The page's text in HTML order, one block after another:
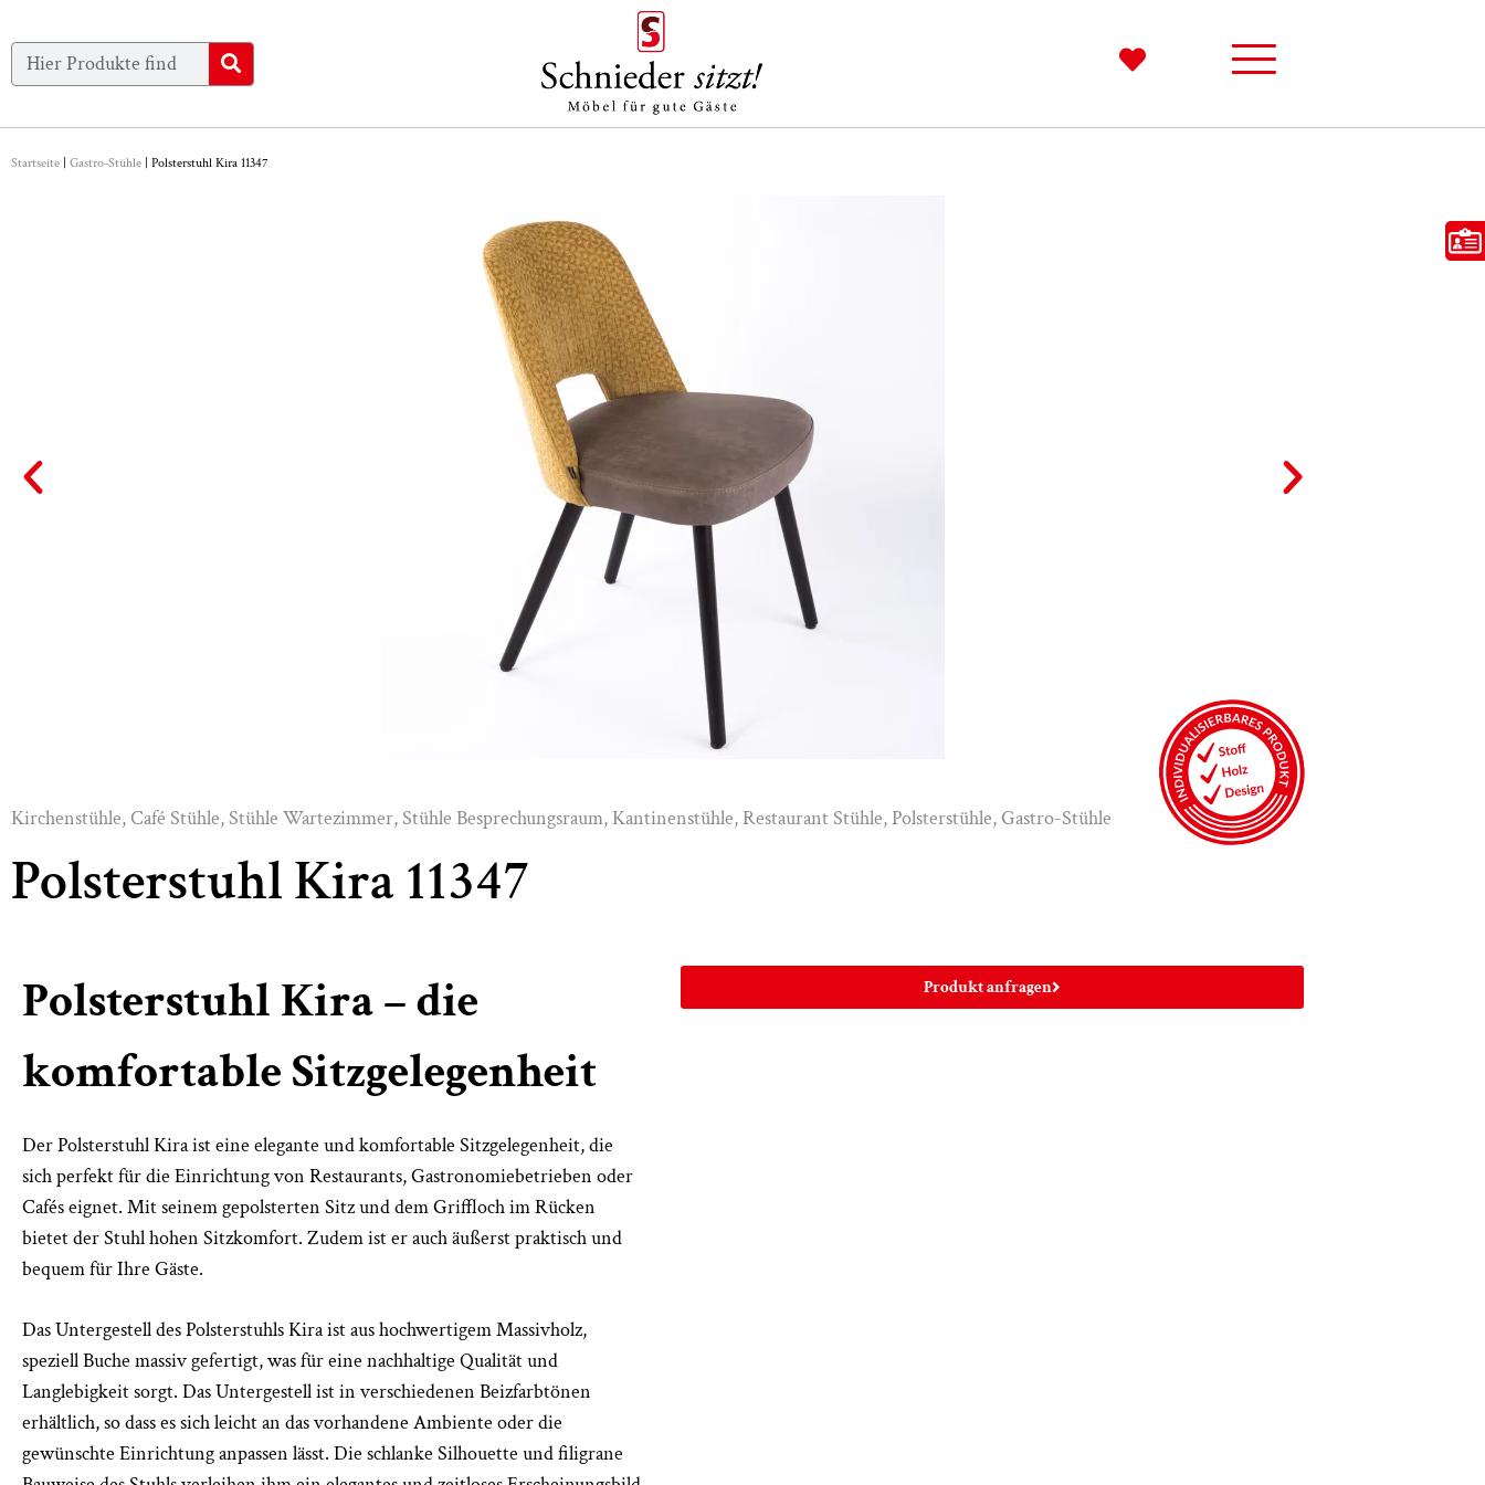
Startseite Gastro-Stühle Polsterstuhl Kira 11347
Kirchenstühle, Café Stühle,Stühle Wartezimmer,Stühle Besprechungsraum, Kantinenstühle,Restaurant Stühle,Polsterstühle, Gastro-Stühle
Polsterstuhl Kira 11347
Polsterstuhl Kira – die
komfortable Sitzgelegenheit
Der Polsterstuhl Kira ist eine elegante und komfortable Sitzgelegenheit, die
sich perfekt für die Einrichtung von Restaurants, Gastronomiebetrieben oder
Cafés eignet. Mit seinem gepolsterten Sitz und dem Griffloch im Rücken
bietet der Stuhl hohen Sitzkomfort. Zudem ist er auch äußerst praktisch und
bequem für Ihre Gäste.
Das Untergestell des Polsterstuhls Kira ist aus hochwertigem Massivholz,
speziell Buche massiv gefertigt, was für eine nachhaltige Qualität und
Langlebigkeit sorgt. Das Untergestell ist in verschiedenen Beizfarbtönen
erhältlich, so dass es sich leicht an das vorhandene Ambiente oder die
gewünschte Einrichtung anpassen lässt. Die schlanke Silhouette und filigrane
Produkt anfragen